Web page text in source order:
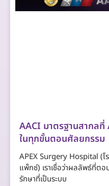
AACI มาตรฐานสากล
ในทุกขั้นตอนศัลยกรรม
APEX Surgery Hospital (
แพ็กซ์) เราเชื่อว่าผลลัพธ์ที่ตอ
รักษาที่เป็นระบบ